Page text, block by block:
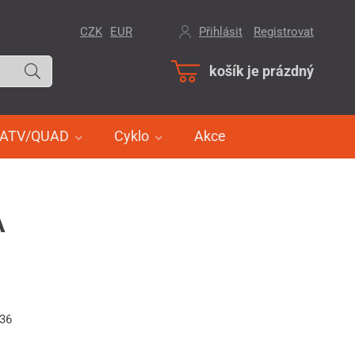
košík je prázdný
ATV/QUAD Cyklo Akce
CZK EUR Přihlásit Registrovat